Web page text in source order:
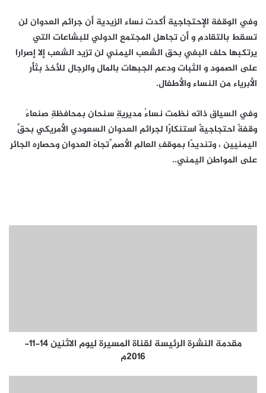
وفي الوقفة الإحتجاجية أكدت نساء الزيدية أن جرائم العدوان لن
تسقط بالتقادم و أن تجاهل المجتمع الدولي للبشاعات التي
يرتكبها حلف البغي بحق الشعب اليمني لن تزيد الشعب إلا إصرارا
على الصمود و الثبات ودعم الجبهات بالمال والرجال للأخذ بثأر
الأبرياء من النساء والأطفال.
وفي السياق ذاته نظمت نساءُ مديريةِ سنحان بمحافظةِ صنعاءَ
وقفةً احتجاجيةً استنكارًا لجرائمِ العدوانِ السعودي الأمريكي بحقِّ
اليمنيين ، وتنديدًا بموقفِ العالمِ الأصم ِّتجاهَ العدوانِ وحصارِه الجائرِ
على المواطنِ اليمني..
مقدمة النشرة الرئيسة لقناة المسيرة ليوم الاثنين 14-11-
2016م